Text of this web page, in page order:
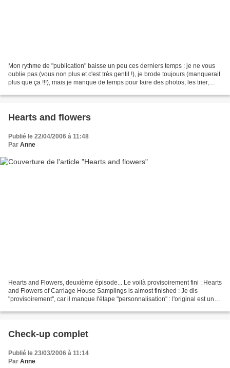
Mon rythme de "publication" baisse un peu ces derniers temps : je ne vous
oublie pas (vous non plus et c'est très gentil !), je brode toujours (manquerait
plus que ça !!!), mais je manque de temps pour faire des photos, les trier,
Hearts and flowers
Publié le 22/04/2006 à 11:48
Par Anne
Hearts and Flowers, deuxième épisode... Le voilà provisoirement fini : Hearts
and Flowers of Carriage House Samplings is almost finished : Je dis
"provisoirement", car il manque l'étape "personnalisation" : l'original est un
Check-up complet
Publié le 23/03/2006 à 11:14
Par Anne